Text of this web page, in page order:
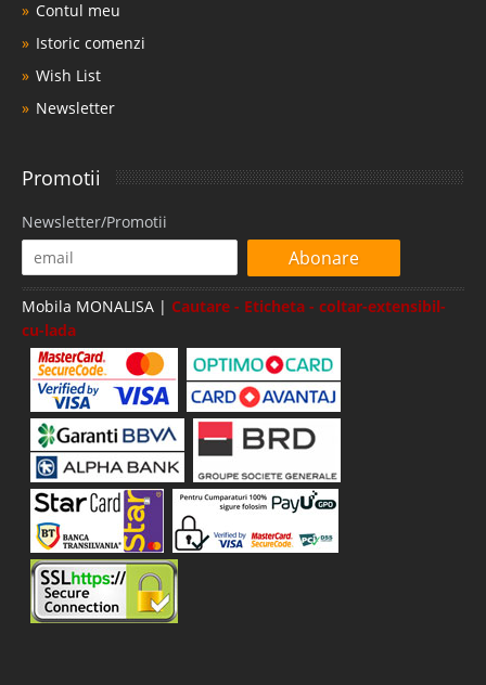
Contul meu
Istoric comenzi
Wish List
Newsletter
Promotii
Newsletter/Promotii
Abonare
Mobila MONALISA | Cautare - Eticheta - coltar-extensibil-
cu-lada